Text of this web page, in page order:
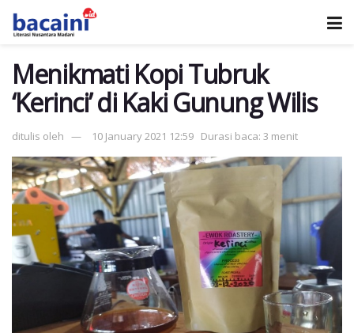
Menikmati Kopi Tubruk
‘Kerinci’ di Kaki Gunung Wilis
ditulis oleh 10 January 2021 12:59 Durasi baca: 3 menit